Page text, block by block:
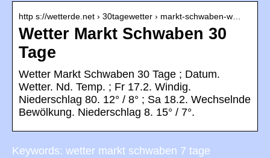
http s://wetterde.net › 30tagewetter › markt-schwaben-w…
Wetter Markt Schwaben 30
Tage
Wetter Markt Schwaben 30 Tage ; Datum.
Wetter. Nd. Temp. ; Fr 17.2. Windig.
Niederschlag 80. 12° / 8° ; Sa 18.2. Wechselnde
Bewölkung. Niederschlag 8. 15° / 7°.
Keywords: wetter markt schwaben 7 tage